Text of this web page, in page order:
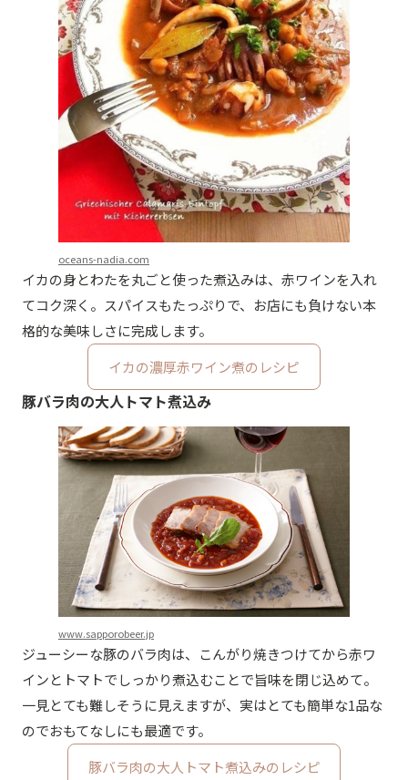
oceans-nadia.com
イカの身とわたを丸ごと使った煮込みは、赤ワインを入れ
てコク深く。スパイスもたっぷりで、お店にも負けない本
格的な美味しさに完成します。
イカの濃厚赤ワイン煮のレシピ
豚バラ肉の大人トマト煮込み
www.sapporobeer.jp
ジューシーな豚のバラ肉は、こんがり焼きつけてから赤ワ
インとトマトでしっかり煮込むことで旨味を閉じ込めて。
一見とても難しそうに見えますが、実はとても簡単な1品な
のでおもてなしにも最適です。
豚バラ肉の大人トマト煮込みのレシピ